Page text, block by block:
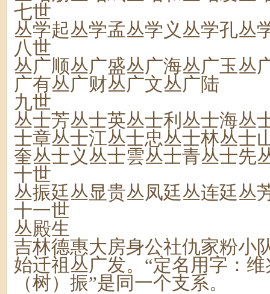
七世
丛学起丛学孟丛学义丛学孔丛
八世
丛广顺丛广盛丛广海丛广玉丛
广有丛广财丛广文丛广陆
九世
丛士芳丛士英丛士利丛士海丛
士章丛士江丛士忠丛士林丛士
奎丛士义丛士雲丛士青丛士先
十世
丛振廷丛显贵丛凤廷丛连廷丛
十一世
丛殿生
吉林德惠大房身公社仇家粉小
始迁祖丛广发。“定名用字：
（树）振”是同一个支系。